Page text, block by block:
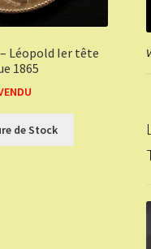
Léopold Ier tête
1865
de Stock